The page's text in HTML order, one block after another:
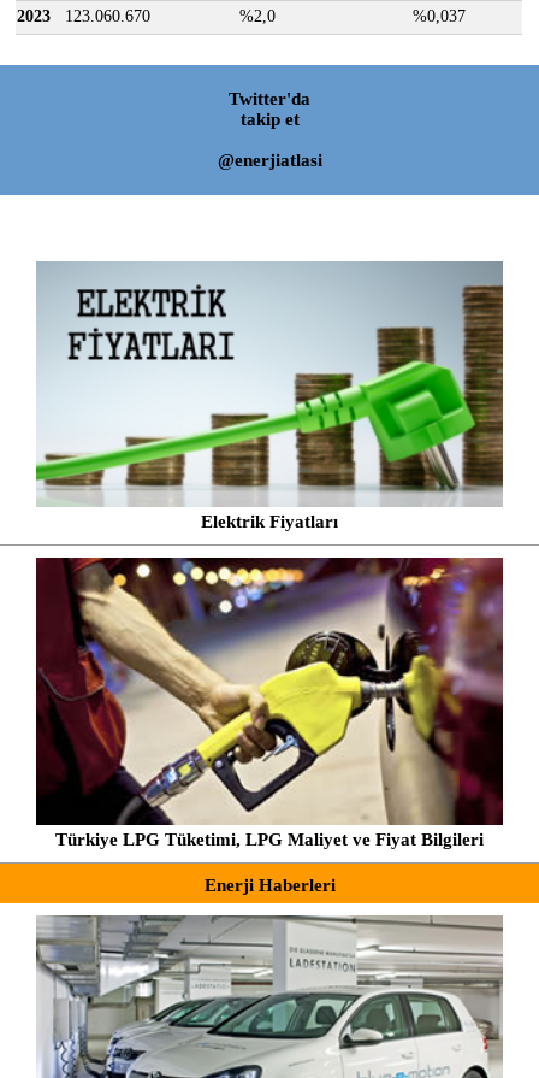
2023
123.060.670 %2,0 %0,037
Twitter'da
takip et
@enerjiatlasi
Elektrik Fiyatları
Türkiye LPG Tüketimi, LPG Maliyet ve Fiyat Bilgileri
Enerji Haberleri